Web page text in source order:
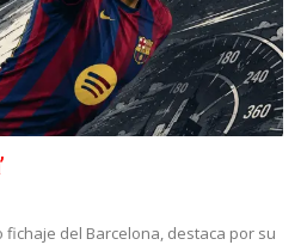
fichaje del Barcelona, destaca por su